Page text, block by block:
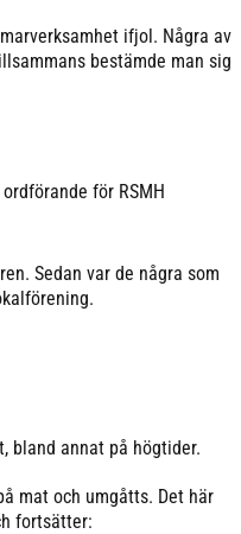
ifjol. Några av
bestämde man sig
för RSMH
Sedan var de några som
bland annat på högtider.
mat och umgåtts. Det här
fortsätter: